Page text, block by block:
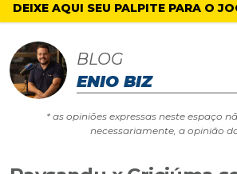
DEIXE AQUI SEU PALPITE PARA O
BLOG
ENIO BIZ
* as opiniões expressas neste espaço
necessariamente, a opinião